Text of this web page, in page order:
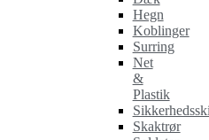
Hegn
Koblinger
Surring
Net
&
Plastik
Skaktrør